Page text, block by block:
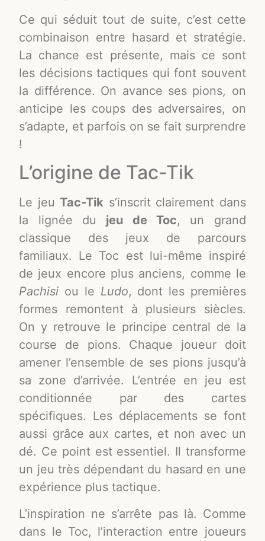
Ce qui séduit tout de suite, c’est cette
combinaison entre hasard et stratégie.
La chance est présente, mais ce sont
les décisions tactiques qui font souvent
la différence. On avance ses pions, on
anticipe les coups des adversaires, on
s’adapte, et parfois on se fait surprendre
!
L’origine de Tac-Tik
Le jeuTac-Tik s’inscrit clairement dans
la lignée du jeu de Toc, un grand
classique des jeux de parcours
familiaux. Le Toc est lui-même inspiré
de jeux encore plus anciens, comme le
Pachisi ou le Ludo, dont les premières
formes remontent à plusieurs siècles.
On y retrouve le principe central de la
course de pions. Chaque joueur doit
amener l’ensemble de ses pions jusqu’à
sa zone d’arrivée. L’entrée en jeu est
conditionnée par des cartes
spécifiques. Les déplacements se font
aussi grâce aux cartes, et non avec un
dé. Ce point est essentiel. Il transforme
un jeu très dépendant du hasard en une
expérience plus tactique.
L’inspiration ne s’arrête pas là. Comme
dans le Toc, l’interaction entre joueurs